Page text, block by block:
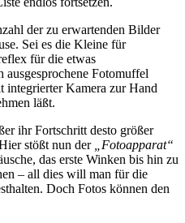
der zu erwartenden Bilder
Sei es die Kleine für
für die etwas
Fotomuffel
Kamera zur Hand
läßt.
ihr Fortschritt desto größer
stößt nun der
„Fotoapparat“
das erste Winken bis hin zu
– all dies will man für die
Doch Fotos können den